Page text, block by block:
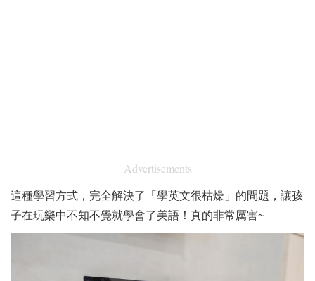
Advertisements
這種學習方式，完全解決了「學英文很枯燥」的問題，讓孩
子在玩樂中不知不覺就學會了美語！真的非常厲害~